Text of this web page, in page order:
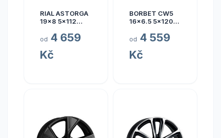
RIAL ASTORGA
19x8 5x112
od 4 659
Kč
BORBET CW5
16x6.5 5x120
od 4 559
Kč